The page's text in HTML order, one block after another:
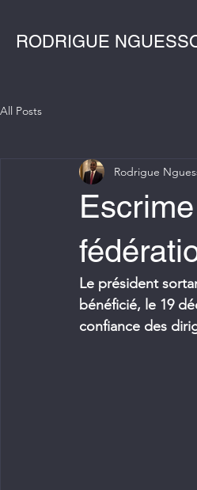
RODRIGUE
All Posts
Rodrigue
Le président
bénéficié, le 19
confiance des